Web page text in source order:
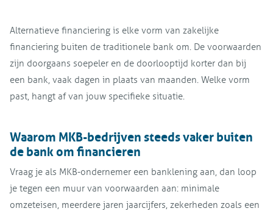
Alternatieve financiering is elke vorm van zakelijke
financiering buiten de traditionele bank om. De voorwaarden
zijn doorgaans soepeler en de doorlooptijd korter dan bij
een bank, vaak dagen in plaats van maanden. Welke vorm
past, hangt af van jouw specifieke situatie.
Waarom MKB-bedrijven steeds vaker buiten
de bank om financieren
Vraag je als MKB-ondernemer een banklening aan, dan loop
je tegen een muur van voorwaarden aan: minimale
omzeteisen, meerdere jaren jaarcijfers, zekerheden zoals een